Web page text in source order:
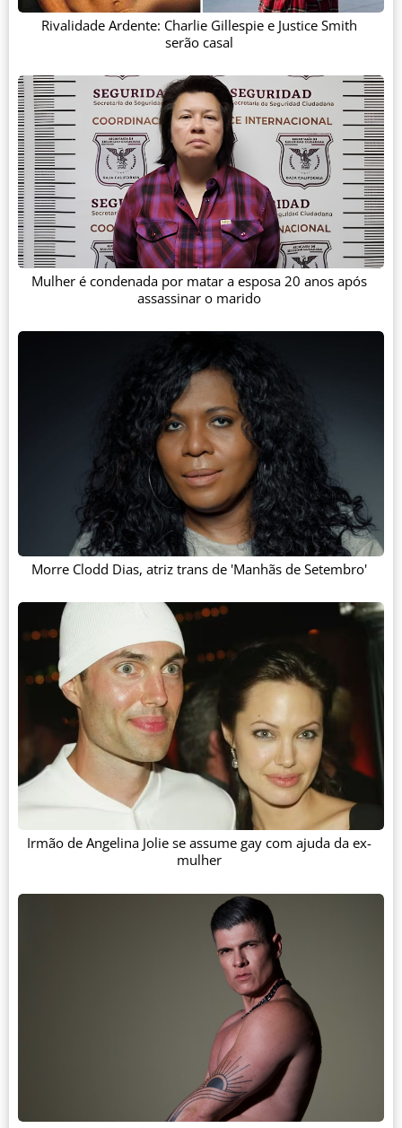
Rivalidade Ardente: Charlie Gillespie e Justice Smith
serão casal
Mulher é condenada por matar a esposa 20 anos após
assassinar o marido
Morre Clodd Dias, atriz trans de 'Manhãs de Setembro'
Irmão de Angelina Jolie se assume gay com ajuda da ex-
mulher